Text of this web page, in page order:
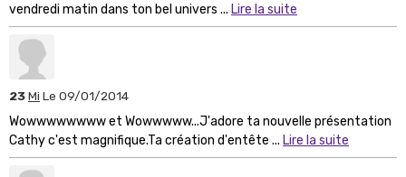
vendredi matin dans ton bel univers ... Lire la suite
23Mi Le 09/01/2014
Wowwwwwwww et Wowwwww...J'adore ta nouvelle présentation
Cathy c'est magnifique.Ta création d'entête ... Lire la suite